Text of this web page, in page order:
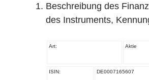
Beschreibung des
des Instruments,
Art: Aktie
ISIN: DE0007165607